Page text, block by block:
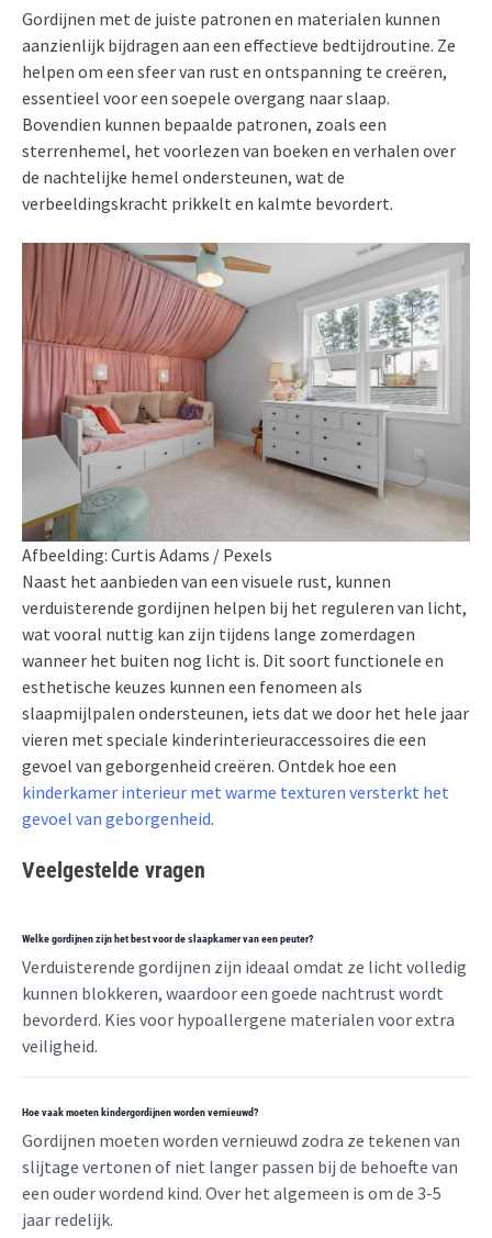
Gordijnen met de juiste patronen en materialen kunnen
aanzienlijk bijdragen aan een effectieve bedtijdroutine. Ze
helpen om een sfeer van rust en ontspanning te creëren,
essentieel voor een soepele overgang naar slaap.
Bovendien kunnen bepaalde patronen, zoals een
sterrenhemel, het voorlezen van boeken en verhalen over
de nachtelijke hemel ondersteunen, wat de
verbeeldingskracht prikkelt en kalmte bevordert.
Afbeelding: Curtis Adams / Pexels
Naast het aanbieden van een visuele rust, kunnen
verduisterende gordijnen helpen bij het reguleren van licht,
wat vooral nuttig kan zijn tijdens lange zomerdagen
wanneer het buiten nog licht is. Dit soort functionele en
esthetische keuzes kunnen een fenomeen als
slaapmijlpalen ondersteunen, iets dat we door het hele jaar
vieren met speciale kinderinterieuraccessoires die een
gevoel van geborgenheid creëren. Ontdek hoe een
kinderkamer interieur met warme texturen versterkt het
gevoel van geborgenheid.
Veelgestelde vragen
Welke gordijnen zijn het best voor de slaapkamer van een peuter?
Verduisterende gordijnen zijn ideaal omdat ze licht volledig
kunnen blokkeren, waardoor een goede nachtrust wordt
bevorderd. Kies voor hypoallergene materialen voor extra
veiligheid.
Hoe vaak moeten kindergordijnen worden vernieuwd?
Gordijnen moeten worden vernieuwd zodra ze tekenen van
slijtage vertonen of niet langer passen bij de behoefte van
een ouder wordend kind. Over het algemeen is om de 3-5
jaar redelijk.